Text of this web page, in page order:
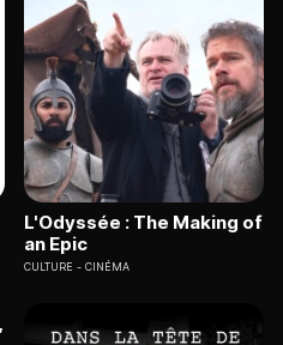
L'Odyssée : The Making of
an Epic
CULTURE CINÉMA